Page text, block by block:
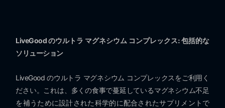
LiveGood のウルトラ マグネシウム コンプレックス: 包括的な
ソリューション
LiveGood のウルトラ マグネシウム コンプレックスをご利用く
ださい。これは、多くの食事で蔓延しているマグネシウム不足
を補うために設計された科学的に配合されたサプリメントで